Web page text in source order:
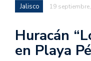
Jalisco 19
Huracán
en Playa